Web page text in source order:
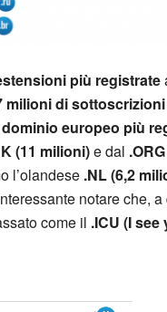
più registrate
milioni di sottoscrizioni
dominio europeo più
(11 milioni)e dal
l’olandese .NL (6,2
notare che,
come il .ICU (I see